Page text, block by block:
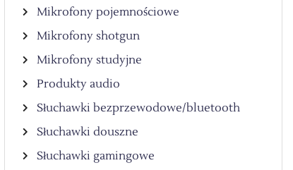
Mikrofony pojemnościowe
Mikrofony shotgun
Mikrofony studyjne
Produkty audio
Słuchawki bezprzewodowe/bluetooth
Słuchawki douszne
Słuchawki gamingowe